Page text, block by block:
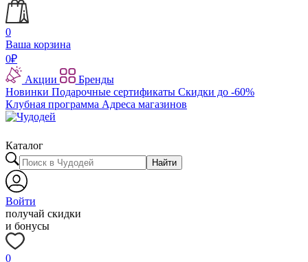
0
Ваша корзина
0₽
Акции
Бренды
Новинки Подарочные сертификаты Скидки до -60%
Клубная программа Адреса магазинов
Каталог
Найти
Войти
получай скидки
и бонусы
0